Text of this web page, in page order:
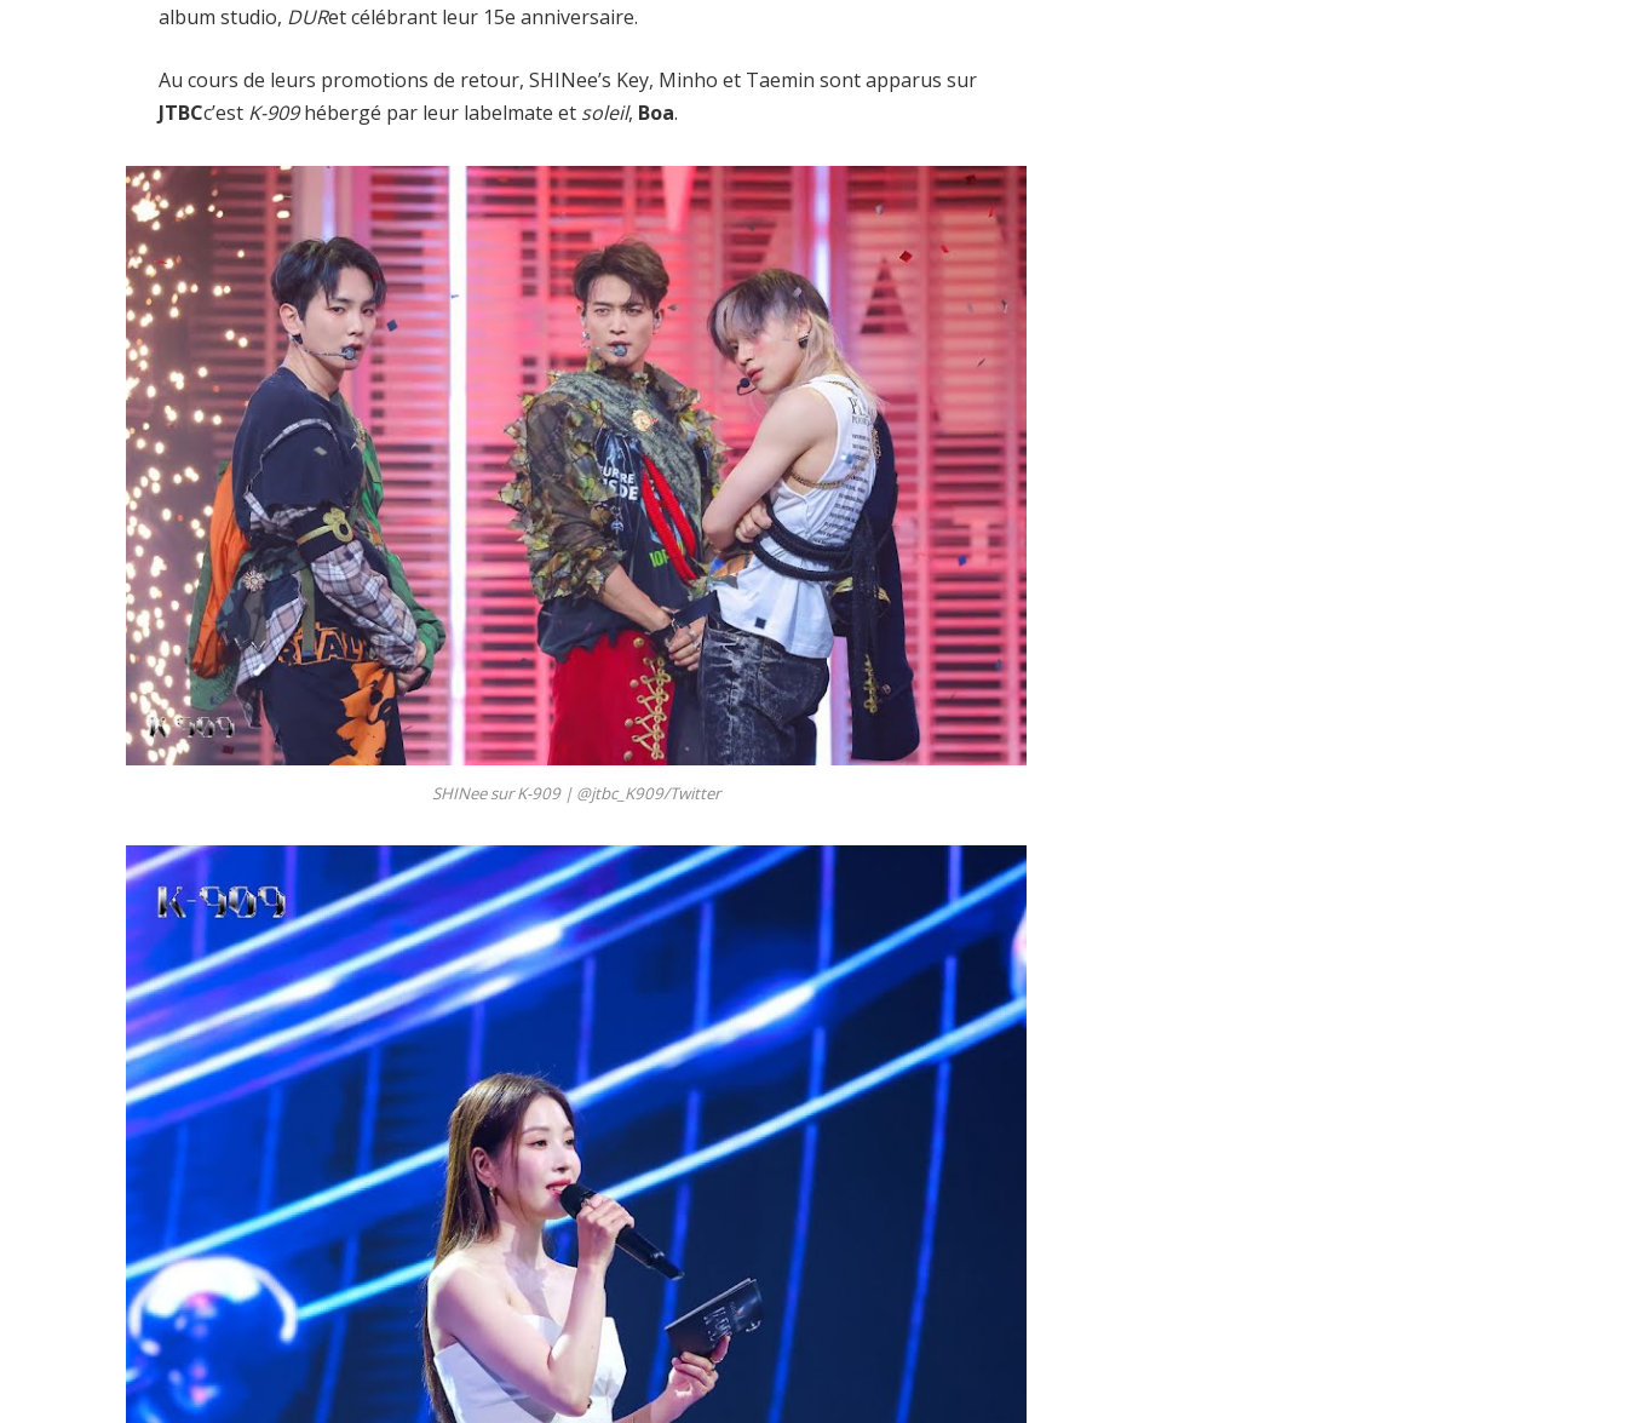
album studio, DURet célébrant leur 15e anniversaire.
Au cours de leurs promotions de retour, SHINee’s Key, Minho et Taemin sont apparus sur
JTBCc’est K-909hébergé par leur labelmate et soleil, Boa.
SHINee sur K-909 | @jtbc_K909/Twitter